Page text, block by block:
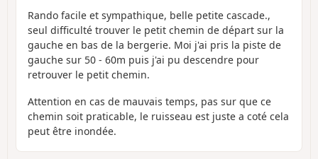
Rando facile et sympathique, belle petite cascade.,
seul difficulté trouver le petit chemin de départ sur la
gauche en bas de la bergerie. Moi j'ai pris la piste de
gauche sur 50 - 60m puis j'ai pu descendre pour
retrouver le petit chemin.
Attention en cas de mauvais temps, pas sur que ce
chemin soit praticable, le ruisseau est juste a coté cela
peut être inondée.